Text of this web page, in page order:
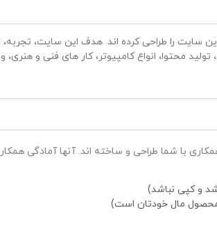
را طراحی کرده اند. هدف این سایت، تجربه،
محتوا، انواع کامپیوتر، کار های فنی و
با شما طراحی و ساخته اند. آنها آمادگی
و کپی نباشد)
محصول مال خودتان است)